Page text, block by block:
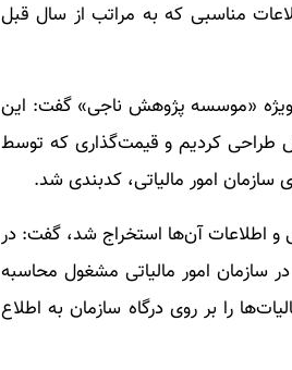
مناسبی که به مراتب از سال قبل
ویژه «موسسه پژوهش ناجی» گفت: این
طراحی کردیم و قیمت‌گذاری که توسط
سازمان امور مالیاتی، کدبندی شد.
و اطلاعات آن‌ها استخراج شد، گفت: در
ما در سازمان امور مالیاتی مشغول محاسبه
را بر روی درگاه سازمان به اطلاع